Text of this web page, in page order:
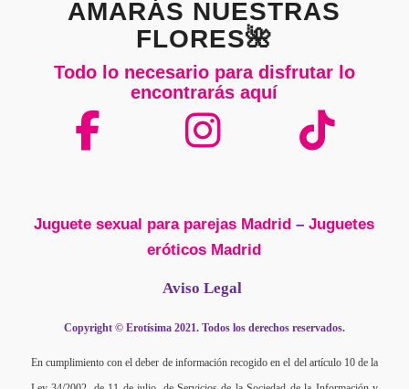
AMARÁS NUESTRAS
FLORES🌺
Todo lo necesario para disfrutar lo
encontrarás aquí
Juguete sexual para parejas Madrid –Juguetes
eróticos Madrid
Aviso Legal
Copyright © Erotísima 2021. Todos los derechos reservados.
En cumplimiento con el deber de información recogido en el del artículo 10 de la